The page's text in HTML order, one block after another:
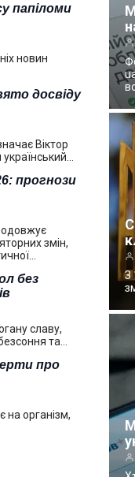
папіломи
новин
досвіду
Віктор
прогнози
змін,
без
славу,
та…
про
на організм,
З